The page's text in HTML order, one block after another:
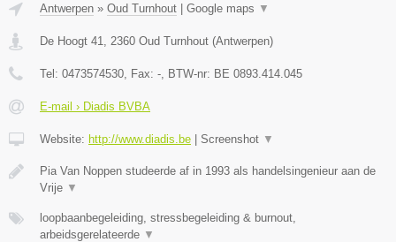
Antwerpen » Oud Turnhout Google maps ▼
De Hoogt 41 2360 Oud Turnhout (Antwerpen)
Tel: 0473574530 , Fax: - , BTW-nr: BE 0893.414.045
E-mail › Diadis BVBA
Website: http://www.diadis.be Screenshot ▼
Pia Van Noppen studeerde af in 1993 als handelsingenieur aan de
Vrije ▼
loopbaanbegeleiding, stressbegeleiding & burnout,
arbeidsgerelateerde ▼